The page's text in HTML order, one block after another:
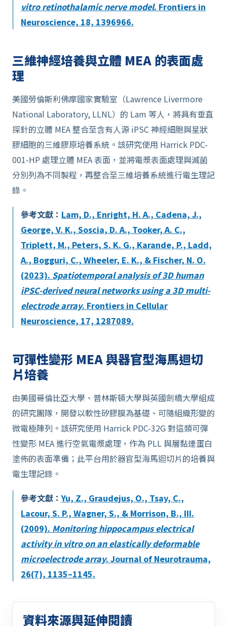
vitro retinothalamic nerve model. Frontiers in
Neuroscience, 18, 1396966.
三維神經培養與立體 MEA 的表面處
理
美國勞倫斯利佛摩國家實驗室（Lawrence Livermore
National Laboratory, LLNL）的 Lam 等人，將具有垂直
探針的立體 MEA 整合至含有人源 iPSC 神經細胞與星狀
膠細胞的三維膠原培養系統。該研究使用 Harrick PDC-
001-HP 處理立體 MEA 表面，並將電漿表面處理與滅菌
分別列為不同製程，再整合至三維培養系統進行電生理記
錄。
參考文獻： Lam, D., Enright, H. A., Cadena, J.,
George, V. K., Soscia, D. A., Tooker, A. C.,
Triplett, M., Peters, S. K. G., Karande, P., Ladd,
A., Bogguri, C., Wheeler, E. K., & Fischer, N. O.
(2023). Spatiotemporal analysis of 3D human
iPSC-derived neural networks using a 3D multi-
electrode array. Frontiers in Cellular
Neuroscience, 17, 1287089.
可彈性變形 MEA 與器官型海馬迴切
片培養
由美國哥倫比亞大學、普林斯頓大學與英國劍橋大學組成
的研究團隊，開發以軟性矽膠膜為基礎、可隨組織形變的
微電極陣列。該研究使用 Harrick PDC-32G 對這類可彈
性變形 MEA 進行空氣電漿處理，作為 PLL 與層黏連蛋白
塗佈的表面準備；此平台用於器官型海馬迴切片的培養與
電生理記錄。
參考文獻：Yu, Z., Graudejus, O., Tsay, C.,
Lacour, S. P., Wagner, S., & Morrison, B., III.
(2009). Monitoring hippocampus electrical
activity in vitro on an elastically deformable
microelectrode array. Journal of Neurotrauma,
26(7), 1135–1145.
資料來源與延伸閱讀